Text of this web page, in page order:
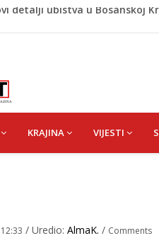
Ahiret preselila Bešić (rođ.
Ahiret preselio ŠUPUK (Refik)
Izeta Nanića progovorila
mjestu gdje se odaje počast
detalji ubistva u Bosanskoj
KRAJINA VIJESTI
/ Uredio: AlmaK. / Comments